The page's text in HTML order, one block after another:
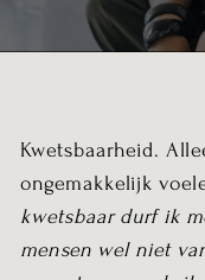
Kwetsbaarheid.
ongemakkelijk
kwetsbaar durf ik
mensen wel niet